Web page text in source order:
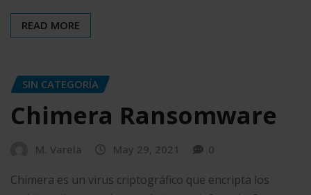
READ MORE
SIN CATEGORÍA
Chimera Ransomware
M. Varela May 29, 2021 0
Chimera es un virus criptográfico que encripta los